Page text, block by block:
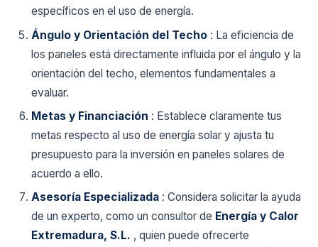
específicos en el uso de energía.
Ángulo y Orientación del Techo : La eficiencia de
los paneles está directamente influida por el ángulo y la
orientación del techo, elementos fundamentales a
evaluar.
Metas y Financiación : Establece claramente tus
metas respecto al uso de energía solar y ajusta tu
presupuesto para la inversión en paneles solares de
acuerdo a ello.
Asesoría Especializada : Considera solicitar la ayuda
de un experto, como un consultor de Energía y Calor
Extremadura, S.L. , quien puede ofrecerte